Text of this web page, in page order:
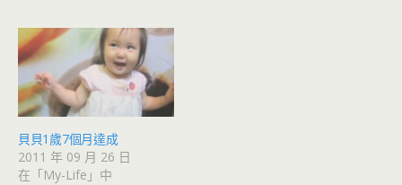
貝貝1歲7個月達成
2011 年 09 月 26 日
在「My-Life」中